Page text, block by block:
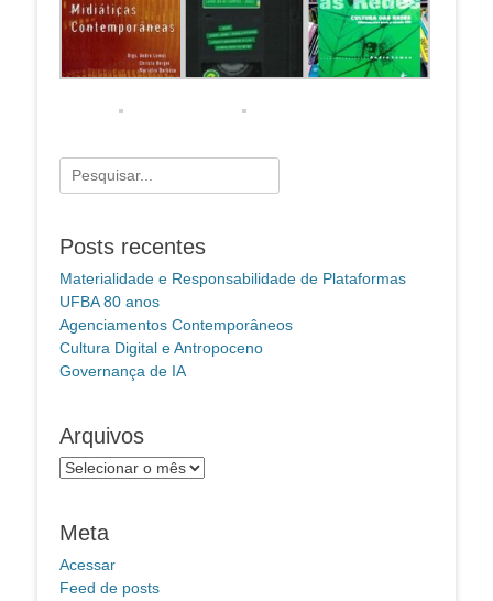
Pesquisar
por:
Posts recentes
Materialidade e Responsabilidade de Plataformas
UFBA 80 anos
Agenciamentos Contemporâneos
Cultura Digital e Antropoceno
Governança de IA
Arquivos
Arquivos
Meta
Acessar
Feed de posts